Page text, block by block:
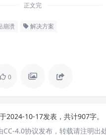
正文完
崩溃 解决方案
0
于2024-10-17发表，共计907字。
4.0协议发布，转载请注明出处